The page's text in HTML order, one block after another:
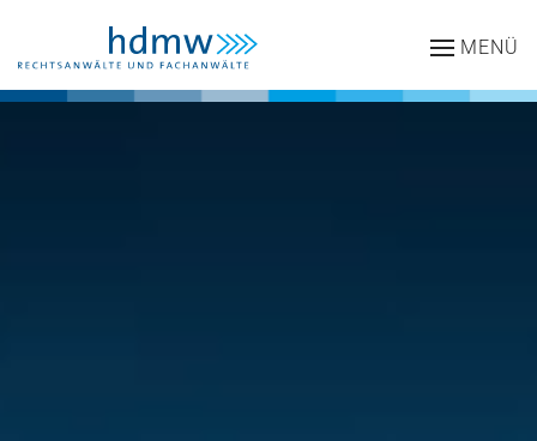
Zum Hauptinhalt springen
MENÜ